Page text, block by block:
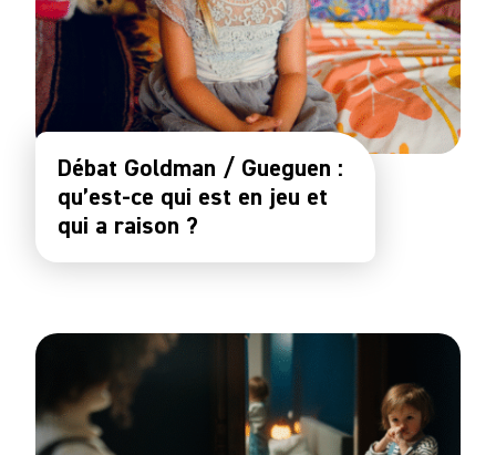
Débat Goldman / Gueguen :
qu’est-ce qui est en jeu et
qui a raison ?